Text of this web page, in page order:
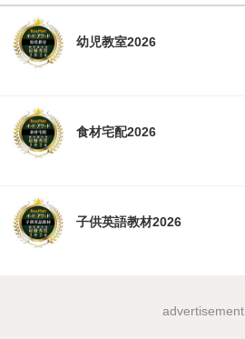
幼児教室2026
食材宅配2026
子供英語教材2026
advertisement